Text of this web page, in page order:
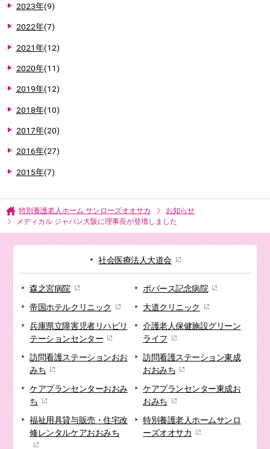
2023年(9)
2022年(7)
2021年(12)
2020年(11)
2019年(12)
2018年(10)
2017年(20)
2016年(27)
2015年(7)
特別養護老人ホーム サンローズオオサカ
お知らせ
メディカル ジャパン大阪に理事長が登壇しました
社会医療法人大道会
森之宮病院
ボバース記念病院
帝国ホテルクリニック
大道クリニック
兵庫県立障害児者リハビリ
テーションセンター
介護老人保健施設グリーン
ライフ
訪問看護ステーションおお
みち
訪問看護ステーション東成
おおみち
ケアプランセンターおおみ
ち
ケアプランセンター東成お
おみち
福祉用具貸与販売・住宅改
修レンタルケアおおみち
特別養護老人ホームサンロ
ーズオオサカ